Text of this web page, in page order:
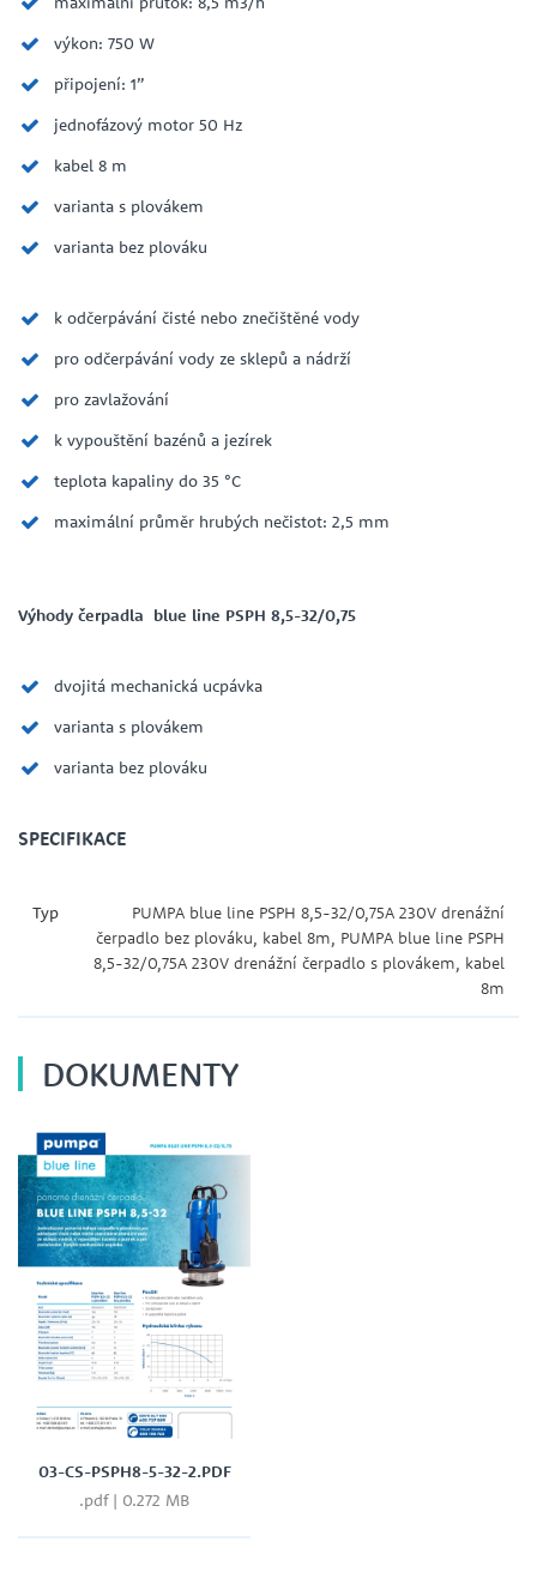
výkon: 750 W
připojení: 1”
jednofázový motor 50 Hz
kabel 8 m
varianta s plovákem
varianta bez plováku
k odčerpávání čisté nebo znečištěné vody
pro odčerpávání vody ze sklepů a nádrží
pro zavlažování
k vypouštění bazénů a jezírek
teplota kapaliny do 35 °C
maximální průměr hrubých nečistot: 2,5 mm
Výhody čerpadla blue line PSPH 8,5-32/0,75
dvojitá mechanická ucpávka
varianta s plovákem
varianta bez plováku
SPECIFIKACE
Typ
PUMPA blue line PSPH 8,5-32/0,75A 230V drenážní
čerpadlo bez plováku, kabel 8m, PUMPA blue line PSPH
8,5-32/0,75A 230V drenážní čerpadlo s plovákem, kabel
8m
DOKUMENTY
03-CS-PSPH8-5-32-2.PDF
.pdf | 0.272 MB